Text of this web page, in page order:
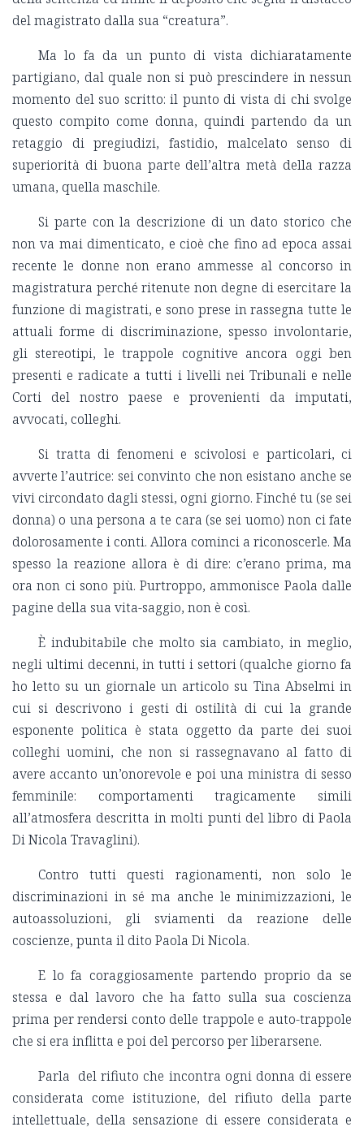
del magistrato dalla sua “creatura”.
Ma lo fa da un punto di vista dichiaratamente
partigiano, dal quale non si può prescindere in nessun
momento del suo scritto: il punto di vista di chi svolge
questo compito come donna, quindi partendo da un
retaggio di pregiudizi, fastidio, malcelato senso di
superiorità di buona parte dell’altra metà della razza
umana, quella maschile.
Si parte con la descrizione di un dato storico che
non va mai dimenticato, e cioè che fino ad epoca assai
recente le donne non erano ammesse al concorso in
magistratura perché ritenute non degne di esercitare la
funzione di magistrati, e sono prese in rassegna tutte le
attuali forme di discriminazione, spesso involontarie,
gli stereotipi, le trappole cognitive ancora oggi ben
presenti e radicate a tutti i livelli nei Tribunali e nelle
Corti del nostro paese e provenienti da imputati,
avvocati, colleghi.
Si tratta di fenomeni e scivolosi e particolari, ci
avverte l’autrice: sei convinto che non esistano anche se
vivi circondato dagli stessi, ogni giorno. Finché tu (se sei
donna) o una persona a te cara (se sei uomo) non ci fate
dolorosamente i conti. Allora cominci a riconoscerle. Ma
spesso la reazione allora è di dire: c’erano prima, ma
ora non ci sono più. Purtroppo, ammonisce Paola dalle
pagine della sua vita-saggio, non è così.
È indubitabile che molto sia cambiato, in meglio,
negli ultimi decenni, in tutti i settori (qualche giorno fa
ho letto su un giornale un articolo su Tina Abselmi in
cui si descrivono i gesti di ostilità di cui la grande
esponente politica è stata oggetto da parte dei suoi
colleghi uomini, che non si rassegnavano al fatto di
avere accanto un’onorevole e poi una ministra di sesso
femminile: comportamenti tragicamente simili
all’atmosfera descritta in molti punti del libro di Paola
Di Nicola Travaglini).
Contro tutti questi ragionamenti, non solo le
discriminazioni in sé ma anche le minimizzazioni, le
autoassoluzioni, gli sviamenti da reazione delle
coscienze, punta il dito Paola Di Nicola.
E lo fa coraggiosamente partendo proprio da se
stessa e dal lavoro che ha fatto sulla sua coscienza
prima per rendersi conto delle trappole e auto-trappole
che si era inflitta e poi del percorso per liberarsene.
Parla del rifiuto che incontra ogni donna di essere
considerata come istituzione, del rifiuto della parte
intellettuale, della sensazione di essere considerata e